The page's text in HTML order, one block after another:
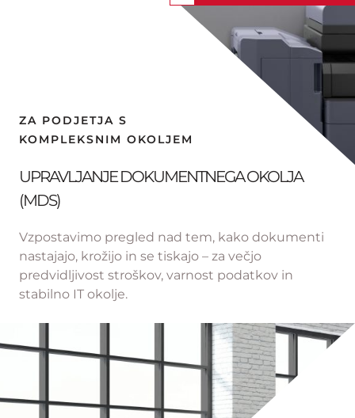
ZA PODJETJA S
KOMPLEKSNIM OKOLJEM
UPRAVLJANJE DOKUMENTNEGA OKOLJA
(MDS)
Vzpostavimo pregled nad tem, kako dokumenti
nastajajo, krožijo in se tiskajo – za večjo
predvidljivost stroškov, varnost podatkov in
stabilno IT okolje.